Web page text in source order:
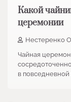
Какой
церемонии
Нестеренко
Чайная
в